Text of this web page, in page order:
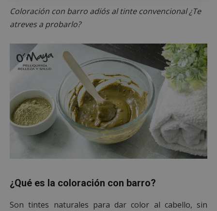
Coloración con barro adiós al tinte convencional ¿Te
atreves a probarlo?
¿Qué es la coloración con barro?
Son tintes naturales para dar color al cabello, sin